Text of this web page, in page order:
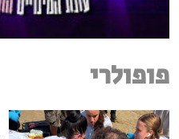
פופולרי